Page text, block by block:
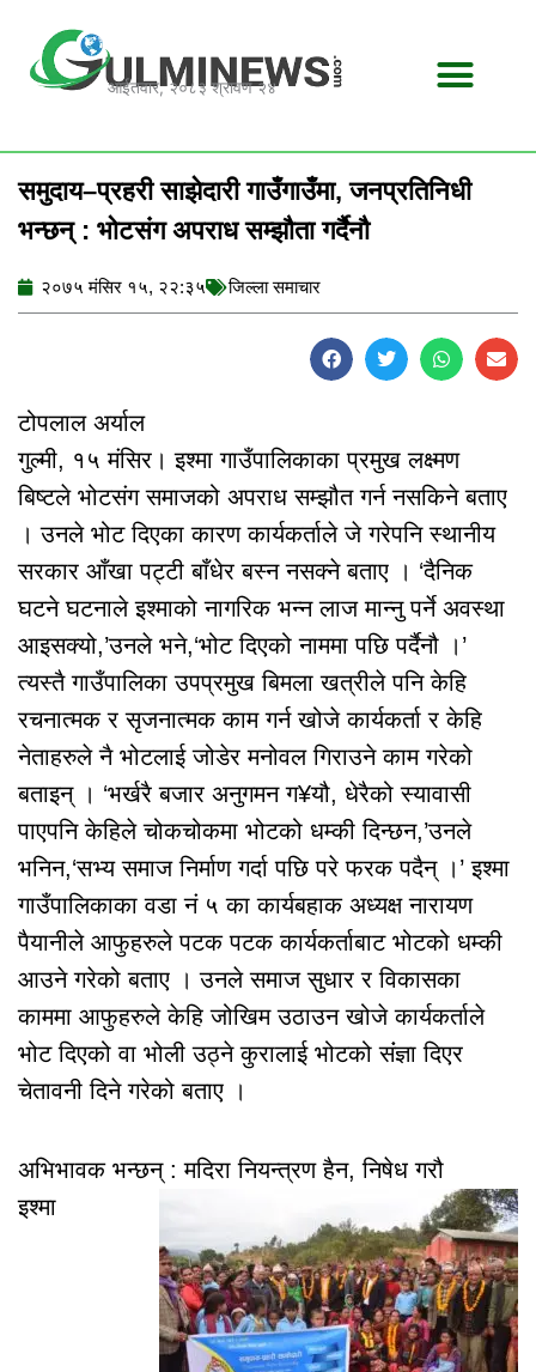
content
आईतवार, २०८३ श्रावण २४
समुदाय–प्रहरी साझेदारी गाउँगाउँमा, जनप्रतिनिधी
भन्छन् : भोटसंग अपराध सम्झौता गर्दैनौ
२०७५ मंसिर १५, २२:३५ जिल्ला समाचार
टोपलाल अर्याल
गुल्मी, १५ मंसिर। इश्मा गाउँपालिकाका प्रमुख लक्ष्मण
बिष्टले भोटसंग समाजको अपराध सम्झौत गर्न नसकिने बताए
। उनले भोट दिएका कारण कार्यकर्ताले जे गरेपनि स्थानीय
सरकार आँखा पट्टी बाँधेर बस्न नसक्ने बताए । ‘दैनिक
घटने घटनाले इश्माको नागरिक भन्न लाज मान्नु पर्ने अवस्था
आइसक्यो,’उनले भने,‘भोट दिएको नाममा पछि पर्दैनौ ।’
त्यस्तै गाउँपालिका उपप्रमुख बिमला खत्रीले पनि केहि
रचनात्मक र सृजनात्मक काम गर्न खोजे कार्यकर्ता र केहि
नेताहरुले नै भोटलाई जोडेर मनोवल गिराउने काम गरेको
बताइन् । ‘भर्खरै बजार अनुगमन ग¥यौ, धेरैको स्यावासी
पाएपनि केहिले चोकचोकमा भोटको धम्की दिन्छन,’उनले
भनिन,‘सभ्य समाज निर्माण गर्दा पछि परे फरक पदैन् ।’ इश्मा
गाउँपालिकाका वडा नं ५ का कार्यबहाक अध्यक्ष नारायण
पैयानीले आफुहरुले पटक पटक कार्यकर्ताबाट भोटको धम्की
आउने गरेको बताए । उनले समाज सुधार र विकासका
काममा आफुहरुले केहि जोखिम उठाउन खोजे कार्यकर्ताले
भोट दिएको वा भोली उठ्ने कुरालाई भोटको संंज्ञा दिएर
चेतावनी दिने गरेको बताए ।
अभिभावक भन्छन् : मदिरा नियन्त्रण हैन, निषेध गरौ
इश्मा